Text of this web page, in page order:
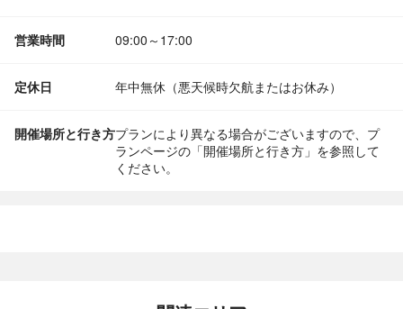
営業時間 09:00～17:00
定休日 年中無休（悪天候時欠航またはお休み）
開催場所と行き方プランにより異なる場合がございますので、プ
ランページの「開催場所と行き方」を参照して
ください。